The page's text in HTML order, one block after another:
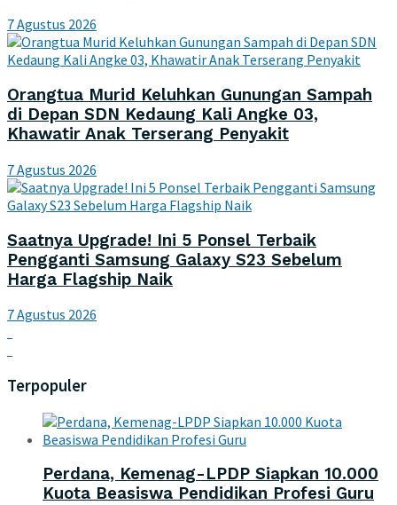
7 Agustus 2026
Orangtua Murid Keluhkan Gunungan Sampah
di Depan SDN Kedaung Kali Angke 03,
Khawatir Anak Terserang Penyakit
7 Agustus 2026
Saatnya Upgrade! Ini 5 Ponsel Terbaik
Pengganti Samsung Galaxy S23 Sebelum
Harga Flagship Naik
7 Agustus 2026
Terpopuler
Perdana, Kemenag-LPDP Siapkan 10.000
Kuota Beasiswa Pendidikan Profesi Guru